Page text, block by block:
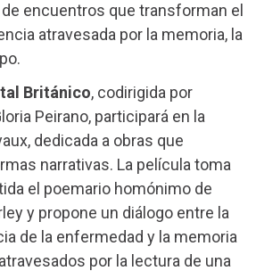
encuentros que transforman el
atravesada por la memoria, la
Británico, codirigida por
Peirano, participará en la
dedicada a obras que
narrativas. La película toma
el poemario homónimo de
y propone un diálogo entre la
de la enfermedad y la memoria
por la lectura de una